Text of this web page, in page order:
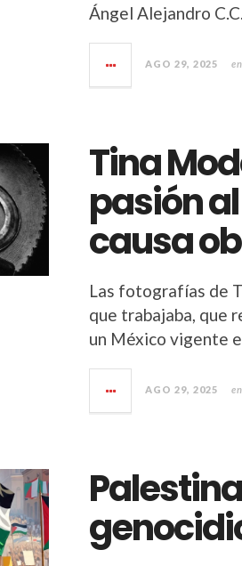
Ángel Alejandro
AGO 29, 2025 en
Tina
pasión
causa
Las fotografías de
que trabajaba, que
un México vigente
AGO 29, 2025 en